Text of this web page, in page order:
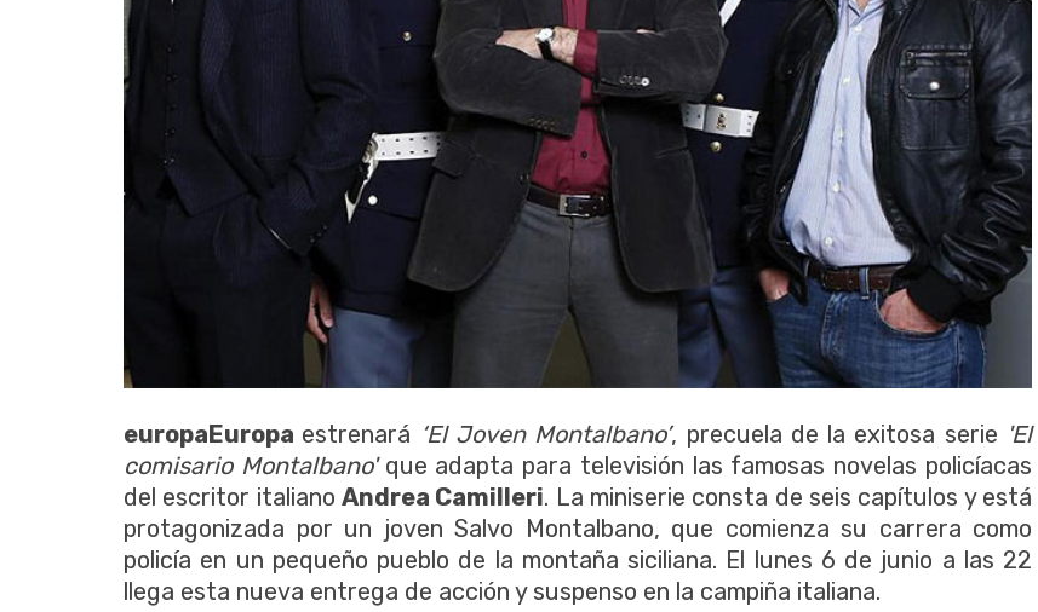
europaEuropa estrenará ‘El Joven Montalbano’, precuela de la exitosa serie 'El
comisario Montalbano'que adapta para televisión las famosas novelas policíacas
del escritor italiano Andrea Camilleri. La miniserie consta de seis capítulos y está
protagonizada por un joven Salvo Montalbano, que comienza su carrera como
policía en un pequeño pueblo de la montaña siciliana. El lunes 6 de junio a las 22
llega esta nueva entrega de acción y suspenso en la campiña italiana.